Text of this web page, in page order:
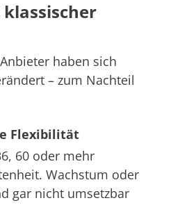
haben sich
– zum Nachteil
Flexibilität
60 oder mehr
Wachstum oder
gar nicht umsetzbar